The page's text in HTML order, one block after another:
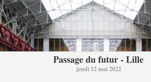
Passage du futur - Lille
jeudi 12 mai 2022